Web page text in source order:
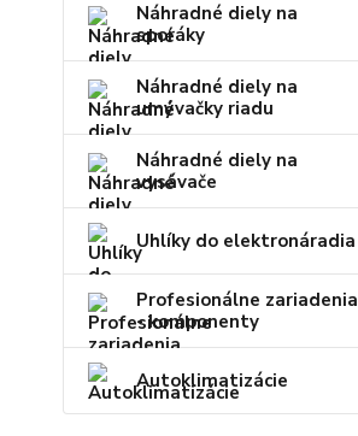
Náhradné diely na
sporáky
Náhradné diely na
umývačky riadu
Náhradné diely na
vysávače
Uhlíky do elektronáradia
Profesionálne zariadenia
- komponenty
Autoklimatizácie